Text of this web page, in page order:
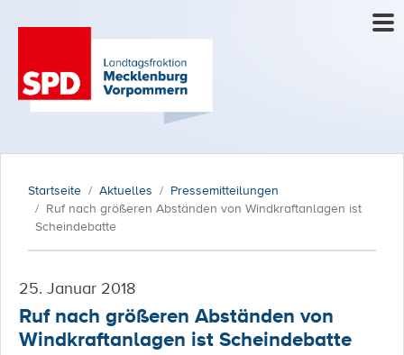
Startseite Aktuelles
Pressemitteilungen
Ruf nach größeren Abständen von Windkraftanlagen ist
Scheindebatte
25. Januar 2018
Ruf nach größeren Abständen von
Windkraftanlagen ist Scheindebatte